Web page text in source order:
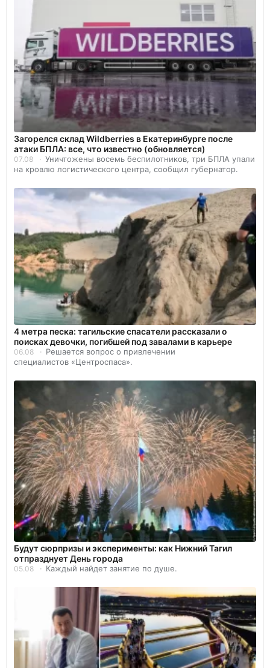
Загорелся склад Wildberries в Екатеринбурге после
атаки БПЛА: все, что известно (обновляется)
07.08
Уничтожены восемь беспилотников, три БПЛА упали
на кровлю логистического центра, сообщил губернатор.
4 метра песка: тагильские спасатели рассказали о
поисках девочки, погибшей под завалами в карьере
06.08
Решается вопрос о привлечении
специалистов «Центроспаса».
Будут сюрпризы и эксперименты: как Нижний Тагил
отпразднует День города
05.08 Каждый найдет занятие по душе.